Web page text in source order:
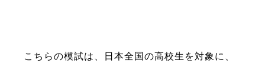
こちらの模試は、日本全国の高校生を対象に、